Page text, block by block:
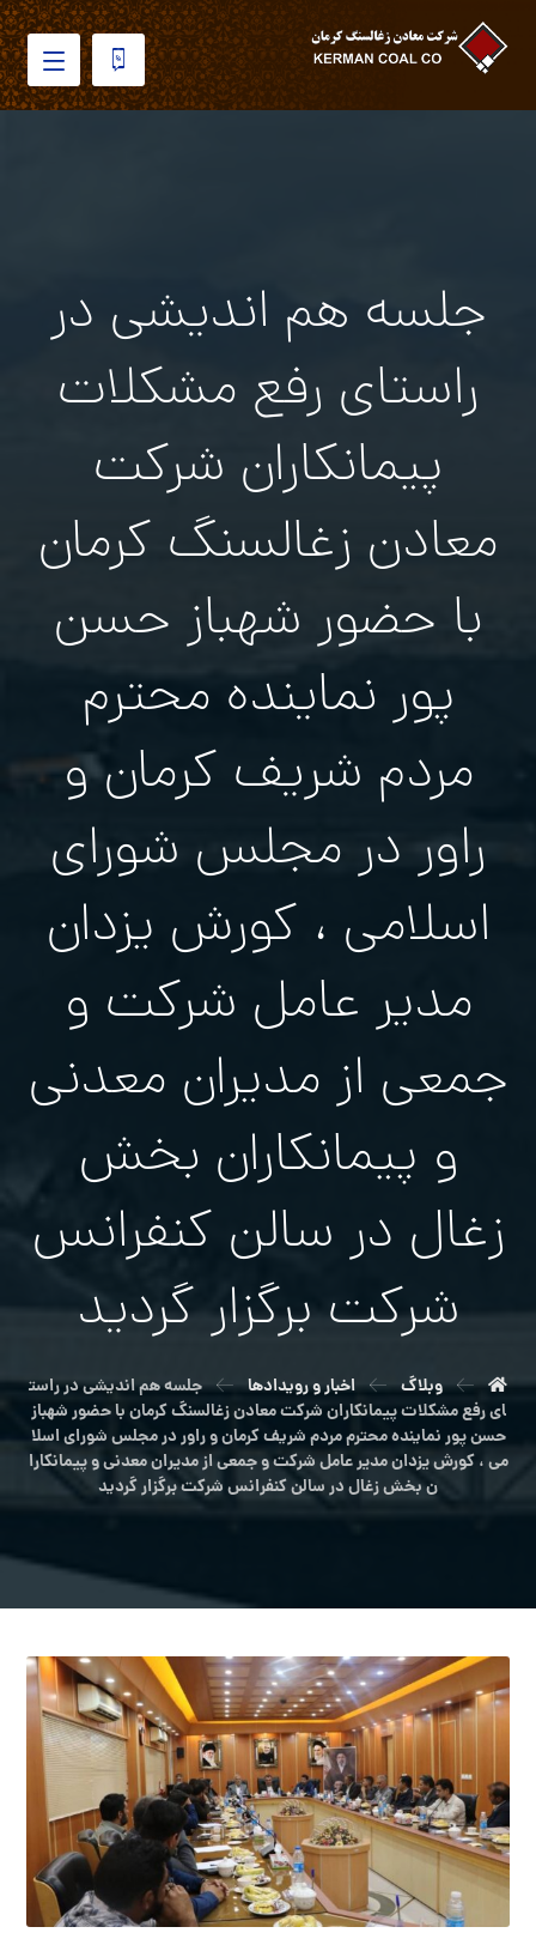
جلسه هم اندیشی در
راستاى رفع مشکلات
پیمانکاران شرکت
معادن زغالسنگ کرمان
با حضور شهباز حسن
پور نماینده محترم
مردم شریف کرمان و
راور در مجلس شورای
اسلامی ، کورش یزدان
مدیر عامل شركت و
جمعی از مدیران معدنی
و پیمانکاران بخش
زغال در سالن کنفرانس
شرکت برگزار گرديد
وبلاگ اخبار و رویدادها
جلسه هم اندیشی در راست
اى رفع مشکلات پیمانکاران شرکت معادن زغالسنگ کرمان با حضور شهباز
حسن پور نماینده محترم مردم شریف کرمان و راور در مجلس شورای اسلا
می ، کورش یزدان مدیر عامل شركت و جمعی از مدیران معدنی و پیمانکارا
ن بخش زغال در سالن کنفرانس شرکت برگزار گرديد